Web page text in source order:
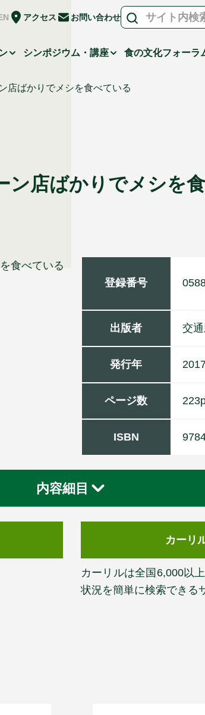
アクセス お問い合わせ
シンポジウム・講座 食の文化フォーラ
店ばかりでメシを食べている
ン店ばかりでメシを
登録番号
出版者 交通
発行年
ページ数
ISBN
内容細目
カーリ
カーリルは全国6,000以
状況を簡単に検索できる